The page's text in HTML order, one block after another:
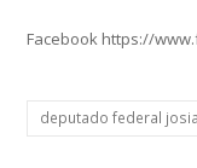
Facebook https://
deputado federal